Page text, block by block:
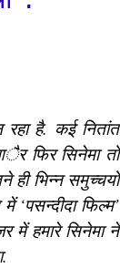
रहा है. कई नितांत
फिर सिनेमा तो
ही भिन्न समुच्चयों
‘पसन्दीदा फिल्म’
में हमारे सिनेमा ने